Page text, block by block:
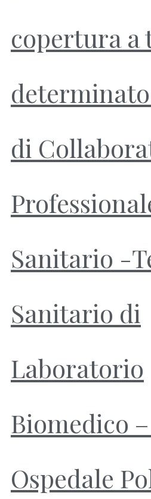
copertura a
di
Sanitario -
Sanitario di
Laboratorio
Biomedico
Ospedale